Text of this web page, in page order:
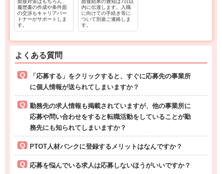
面接対策はもちろん、
履歴書の作成や条件面
の交渉もキャリアパー
トナーがサポートしま
す。
面接結果の通知は7日以
内に伝達します。入職
に向けての手続き等に
ついて別途ご連絡しま
す。
よくある質問
「応募する」をクリックすると、すぐに応募先の事業所
に個人情報が送られてしまいますか？
勤務先の求人情報も掲載されていますが、他の事業所に
応募や問い合わせをすると転職活動をしていることが勤
務先にも知られてしまいますか？
PTOT人材バンクに登録するメリットはなんですか？
応募を悩んでいる求人は応募しないほうがいいですか？